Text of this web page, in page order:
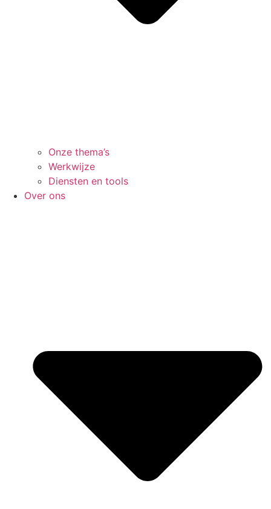
Onze thema’s
Werkwijze
Diensten en tools
Over ons